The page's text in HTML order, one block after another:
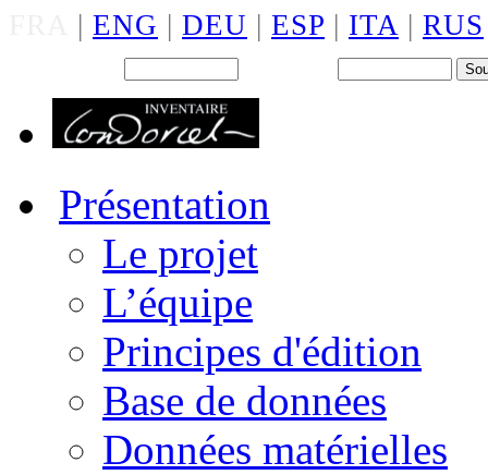
| ENG | DEU | ESP | ITA | RUS
Présentation
Le projet
L’équipe
Principes d'édition
Base de données
Données matérielles